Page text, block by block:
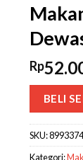
Rp
BELI
SKU:
Kategori: